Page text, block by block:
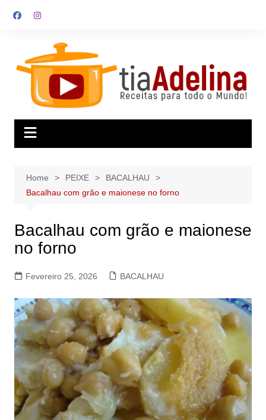
Home PEIXE
BACALHAU
Bacalhau com grão e maionese no forno
Bacalhau com grão e maionese
no forno
Fevereiro 25, 2026 BACALHAU